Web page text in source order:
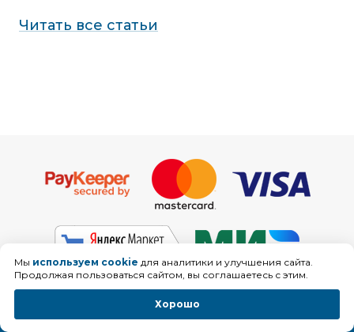
Читать все статьи
Доставка
Мы используем cookie для аналитики и улучшения сайта.
Продолжая пользоваться сайтом, вы соглашаетесь с этим.
Хорошо